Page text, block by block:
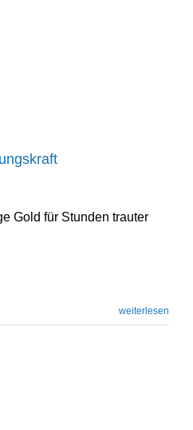
Gold für Stunden trauter
weiterlesen